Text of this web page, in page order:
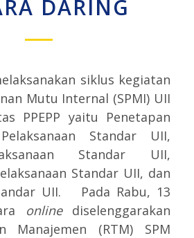
DARING
siklus kegiatan
Mutu Internal (SPMI) UII
PPEPP yaitu Penetapan
Standar UII,
Standar UII,
Standar UII, dan
UII. Pada Rabu, 13
onlinediselenggarakan
Manajemen (RTM) SPM